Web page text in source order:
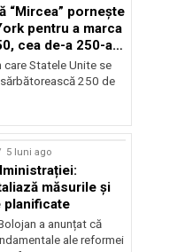
“Mircea” pornește
pentru a marca
cea de-a 250-a
Statelor Unite
care Statele Unite se
250 de
5 luni ago
măsurile și
planificate
a anunțat că
ale reformei